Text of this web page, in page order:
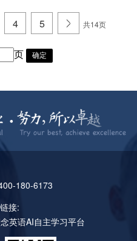
4 5 共14页
页 确定
180-6173
接:
英语AI自主学习平台